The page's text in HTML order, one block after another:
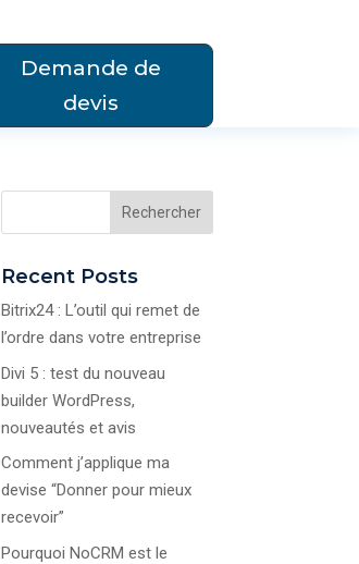
Demande de
devis
Rechercher
Recent Posts
Bitrix24 : L’outil qui remet de
l’ordre dans votre entreprise
Divi 5 : test du nouveau
builder WordPress,
nouveautés et avis
Comment j’applique ma
devise “Donner pour mieux
recevoir”
Pourquoi NoCRM est le